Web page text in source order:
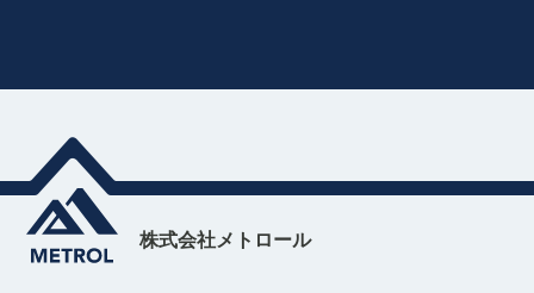
株式会社メトロール